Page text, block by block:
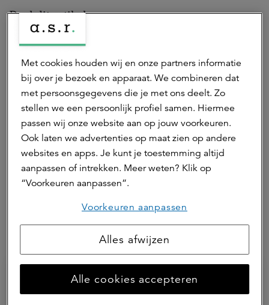
Deel dit artikel
Auteur(s)
Mariëlle Diddens
marketing & communicatie adviseur
Mariëlle is marketing & communicatie adviseur bij
a.s.r. real assets.
Neem contact op
Hierna lezen
Met cookies houden wij en onze partners informatie
bij over je bezoek en apparaat. We combineren dat
met persoonsgegevens die je met ons deelt. Zo
stellen we een persoonlijk profiel samen. Hiermee
passen wij onze website aan op jouw voorkeuren.
Ook laten we advertenties op maat zien op andere
websites en apps. Je kunt je toestemming altijd
aanpassen of intrekken. Meer weten? Klik op
“Voorkeuren aanpassen”.
Voorkeuren aanpassen
Alles afwijzen
Alle cookies accepteren